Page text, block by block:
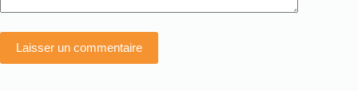
Laisser un commentaire